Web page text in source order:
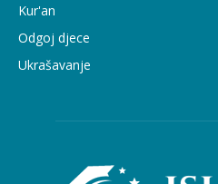
Kur'an
Odgoj djece
Ukrašavanje